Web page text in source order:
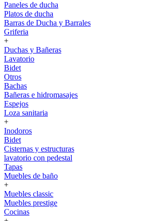
Paneles de ducha
Platos de ducha
Barras de Ducha y Barrales
Griferia
+
Duchas y Bañeras
Lavatorio
Bidet
Otros
Bachas
Bañeras e hidromasajes
Espejos
Loza sanitaria
+
Inodoros
Bidet
Cisternas y estructuras
lavatorio con pedestal
Tapas
Muebles de baño
+
Muebles classic
Muebles prestige
Cocinas